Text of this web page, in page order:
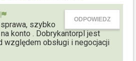
ODPOWIEDZ
szybko
konto . Dobrykantorpl jest
obsługi i negocjacji